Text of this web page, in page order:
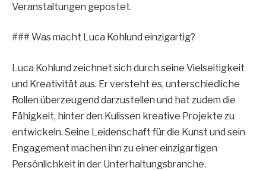
Veranstaltungen gepostet.
### Was macht Luca Kohlund einzigartig?
Luca Kohlund zeichnet sich durch seine Vielseitigkeit
und Kreativität aus. Er versteht es, unterschiedliche
Rollen überzeugend darzustellen und hat zudem die
Fähigkeit, hinter den Kulissen kreative Projekte zu
entwickeln. Seine Leidenschaft für die Kunst und sein
Engagement machen ihn zu einer einzigartigen
Persönlichkeit in der Unterhaltungsbranche.